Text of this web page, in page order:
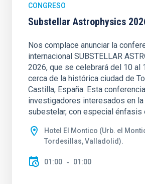
CONGRESO
Substellar Astrophysics
Nos complace anunciar la
internacional SUBSTELLAR
2026, que se celebrará del 10 al
cerca de la histórica ciudad de
Castilla, España. Esta
investigadores interesados en
subestelar, con especial énfasis
Hotel El Montico (Urb. el
Tordesillas, Valladolid).
01:00 01:00